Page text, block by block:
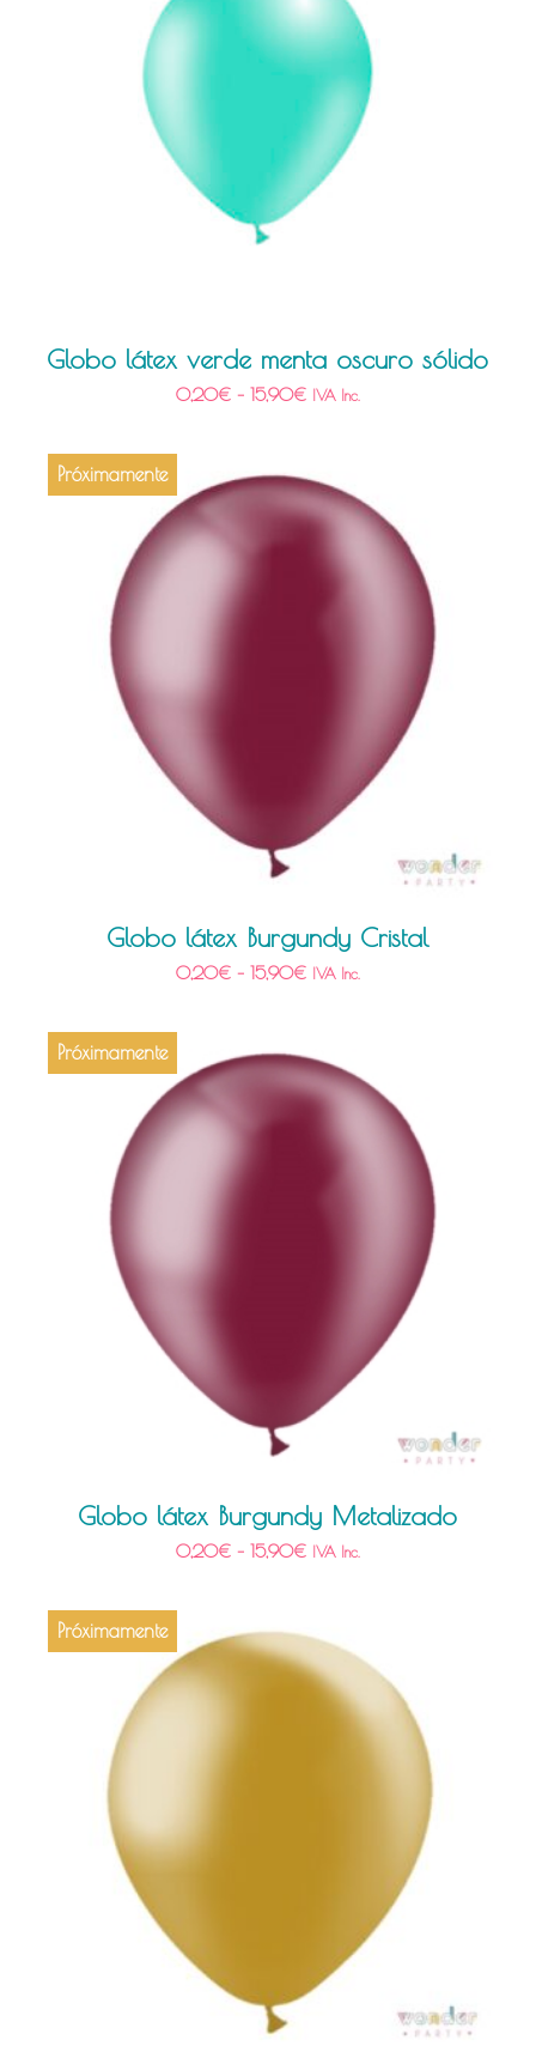
Globo látex verde menta oscuro sólido
0,20€– 15,90€ IVA Inc.
Próximamente
Globo látex Burgundy Cristal
0,20€– 15,90€ IVA Inc.
Próximamente
Globo látex Burgundy Metalizado
0,20€– 15,90€ IVA Inc.
Próximamente